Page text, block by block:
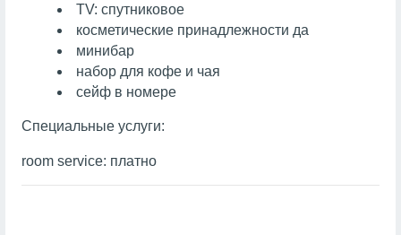
TV: спутниковое
косметические принадлежности да
минибар
набор для кофе и чая
сейф в номере
Специальные услуги:
room service: платно